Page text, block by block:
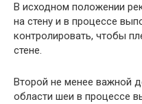
В исходном положении
на стену и в процессе
контролировать, чтобы
стене.
Второй не менее важной
области шеи в процессе